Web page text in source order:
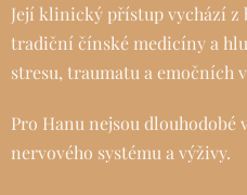
Její klinický přístup vychází z
tradiční čínské medicíny a
stresu, traumatu a emočních
Pro Hanu nejsou dlouhodobé
nervového systému a výživy.